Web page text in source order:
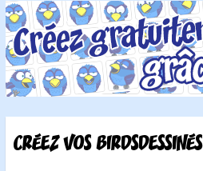
CRÉEZ VOS BIRDSDESSINÉS